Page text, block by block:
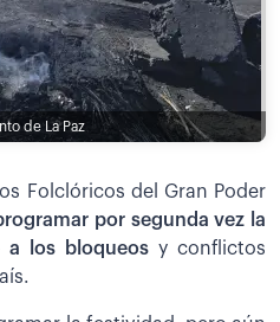
de La Paz
Folclóricos del Gran Poder
por segunda vez la
a los bloqueos y conflictos